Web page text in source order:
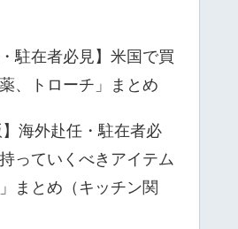
駐在者必見】米国で買
、トローチ」まとめ
】海外赴任・駐在者必
っていくべきアイテム
まとめ（キッチン関